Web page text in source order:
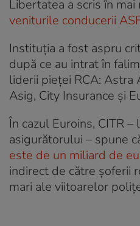
Libertatea a scris în
veniturile conducerii
Instituția a fost aspru
după ce au intrat în
liderii pieței RCA: Astra
Asig, City Insurance și
În cazul Euroins, CITR
asigurătorului – spune
este de un miliard de
indirect de către șoferii
mari ale viitoarelor